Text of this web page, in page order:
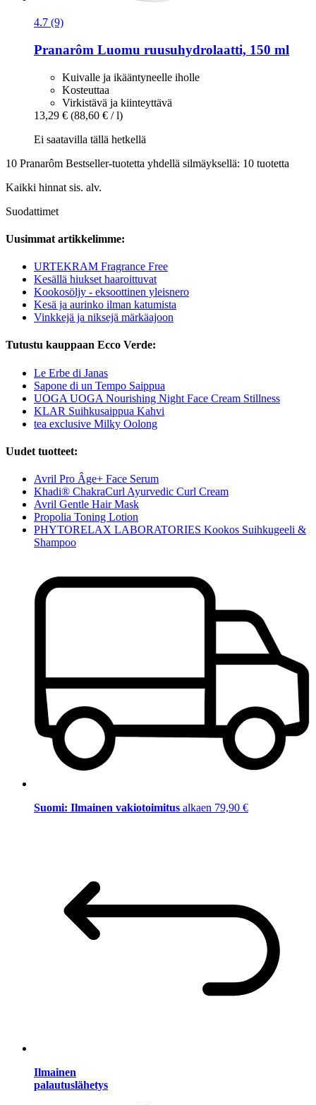
4.7 (9)
Pranarôm Luomu ruusuhydrolaatti, 150 ml
Kuivalle ja ikääntyneelle iholle
Kosteuttaa
Virkistävä ja kiinteyttävä
13,29 € (88,60 € / l)
Ei saatavilla tällä hetkellä
10 Pranarôm Bestseller-tuotetta yhdellä silmäyksellä: 10 tuotetta
Kaikki hinnat sis. alv.
Suodattimet
Uusimmat artikkelimme:
URTEKRAM Fragrance Free
Kesällä hiukset haaroittuvat
Kookosöljy - eksoottinen yleisnero
Kesä ja aurinko ilman katumista
Vinkkejä ja niksejä märkäajoon
Tutustu kauppaan Ecco Verde:
Le Erbe di Janas
Sapone di un Tempo Saippua
UOGA UOGA Nourishing Night Face Cream Stillness
KLAR Suihkusaippua Kahvi
tea exclusive Milky Oolong
Uudet tuotteet:
Avril Pro Âge+ Face Serum
Khadi® ChakraCurl Ayurvedic Curl Cream
Avril Gentle Hair Mask
Propolia Toning Lotion
PHYTORELAX LABORATORIES Kookos Suihkugeeli &
Shampoo
Suomi: Ilmainen vakiotoimitus alkaen 79,90 €
Ilmainen
palautuslähetys